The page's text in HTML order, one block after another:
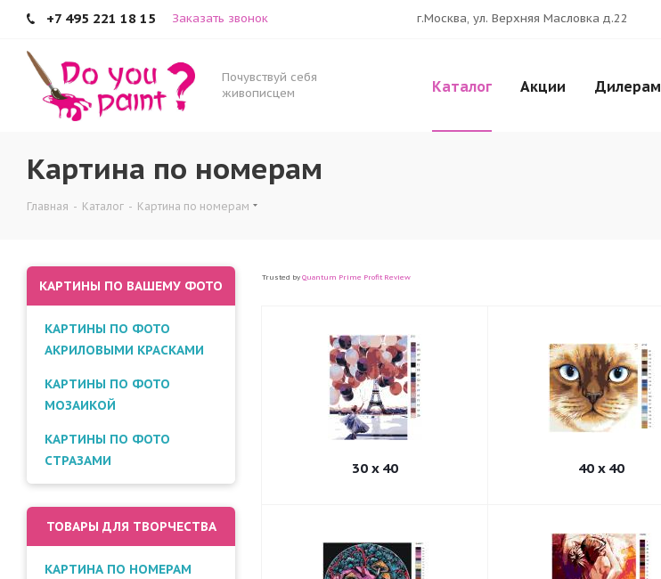
+7 495 221 18 15 Заказать звонок г.Москва, ул. Верхняя Масловка д.22
Почувствуй себя
живописцем
Каталог Акции Дилерам
Картина по номерам
Главная - Каталог - Картина по номерам
Trusted by Quantum Prime Profit Review
30 x 40 40 x 40
КАРТИНЫ ПО ВАШЕМУ ФОТО
КАРТИНЫ ПО ФОТО
АКРИЛОВЫМИ КРАСКАМИ
КАРТИНЫ ПО ФОТО
МОЗАИКОЙ
КАРТИНЫ ПО ФОТО
СТРАЗАМИ
ТОВАРЫ ДЛЯ ТВОРЧЕСТВА
КАРТИНА ПО НОМЕРАМ